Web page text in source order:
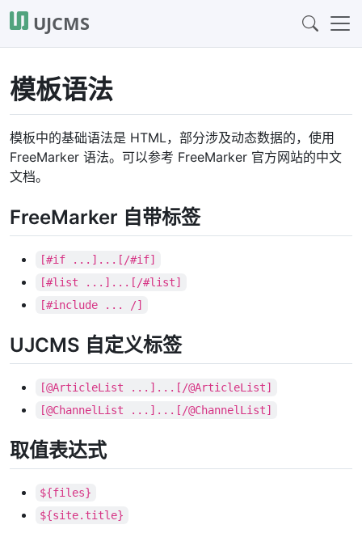
UJCMS
模板语法
模板中的基础语法是 HTML，部分涉及动态数据的，使用
FreeMarker 语法。可以参考 FreeMarker 官方网站的中文
文档。
FreeMarker 自带标签
[#if ...]...[/#if]
[#list ...]...[/#list]
[#include ... /]
UJCMS 自定义标签
[@ArticleList ...]...[/@ArticleList]
[@ChannelList ...]...[/@ChannelList]
取值表达式
${files}
${site.title}